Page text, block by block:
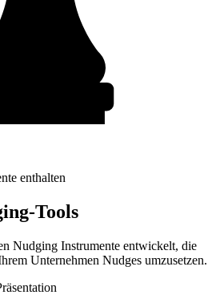
enthalten
Tools
Nudging Instrumente entwickelt, die
Unternehmen Nudges umzusetzen.